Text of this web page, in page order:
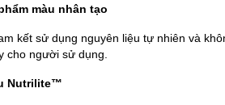
màu nhân tạo
kết sử dụng nguyên liệu tự nhiên và
cho người sử dụng.
Nutrilite™